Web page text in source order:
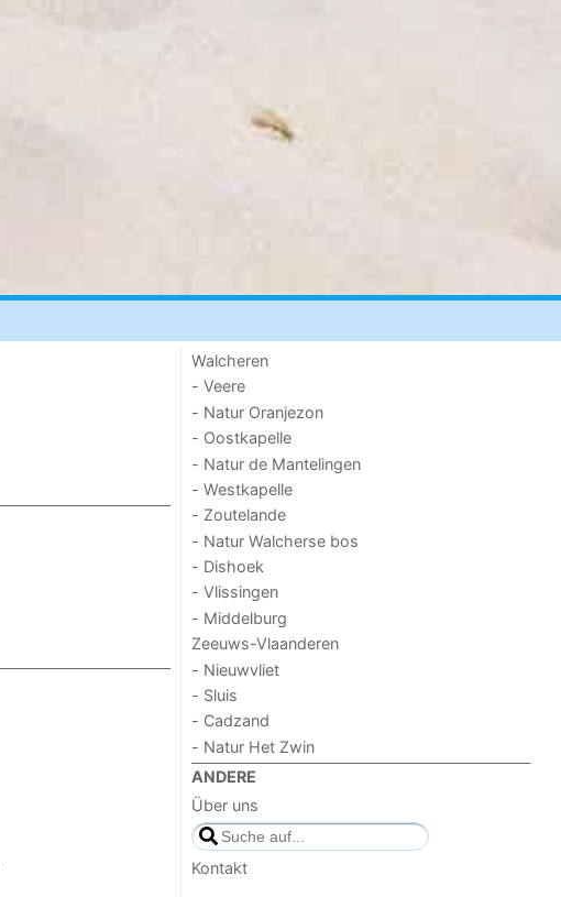
Walcheren
- Veere
- Natur Oranjezon
- Oostkapelle
- Natur de Mantelingen
- Westkapelle
- Zoutelande
- Natur Walcherse bos
- Dishoek
- Vlissingen
- Middelburg
Zeeuws-Vlaanderen
- Nieuwvliet
- Sluis
- Cadzand
- Natur Het Zwin
ANDERE
Über uns
Kontakt